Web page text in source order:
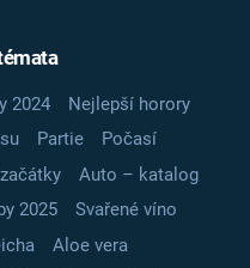
2024
Nejlepší horory
Partie
Počasí
Auto – katalog
2025
Svařené víno
Aloe vera